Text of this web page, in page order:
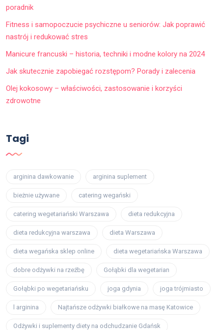
poradnik
Fitness i samopoczucie psychiczne u seniorów: Jak poprawić
nastrój i redukować stres
Manicure francuski – historia, techniki i modne kolory na 2024
Jak skutecznie zapobiegać rozstępom? Porady i zalecenia
Olej kokosowy – właściwości, zastosowanie i korzyści
zdrowotne
Tagi
arginina dawkowanie arginina suplement
bieżnie używane catering wegański
catering wegetariański Warszawa dieta redukcyjna
dieta redukcyjna warszawa dieta Warszawa
dieta wegańska sklep online dieta wegetariańska Warszawa
dobre odżywki na rzeźbę Gołąbki dla wegetarian
Gołąbki po wegetariańsku joga gdynia joga trójmiasto
l arginina Najtańsze odżywki białkowe na masę Katowice
Odżywki i suplementy diety na odchudzanie Gdańsk